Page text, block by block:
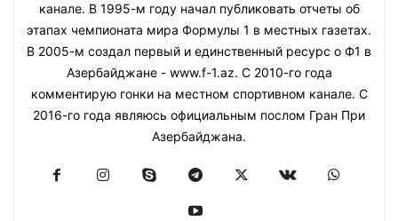
канале. В 1995-м году начал публиковать отчеты об
этапах чемпионата мира Формулы 1 в местных газетах.
В 2005-м создал первый и единственный ресурс о Ф1 в
Азербайджане - www.f-1.az. С 2010-го года
комментирую гонки на местном спортивном канале. С
2016-го года являюсь официальным послом Гран При
Азербайджана.